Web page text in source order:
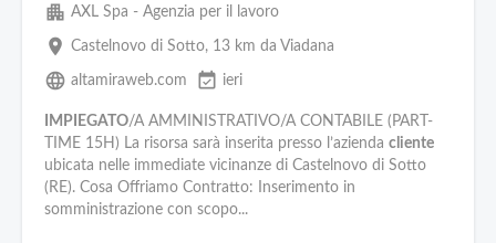
apartment AXL Spa - Agenzia per il lavoro
place Castelnovo di Sotto, 13 km da Viadana
language altamiraweb.com event_available ieri
IMPIEGATO/A AMMINISTRATIVO/A CONTABILE (PART-
TIME 15H) La risorsa sarà inserita presso l’azienda cliente
ubicata nelle immediate vicinanze di Castelnovo di Sotto
(RE). Cosa Offriamo Contratto: Inserimento in
somministrazione con scopo...